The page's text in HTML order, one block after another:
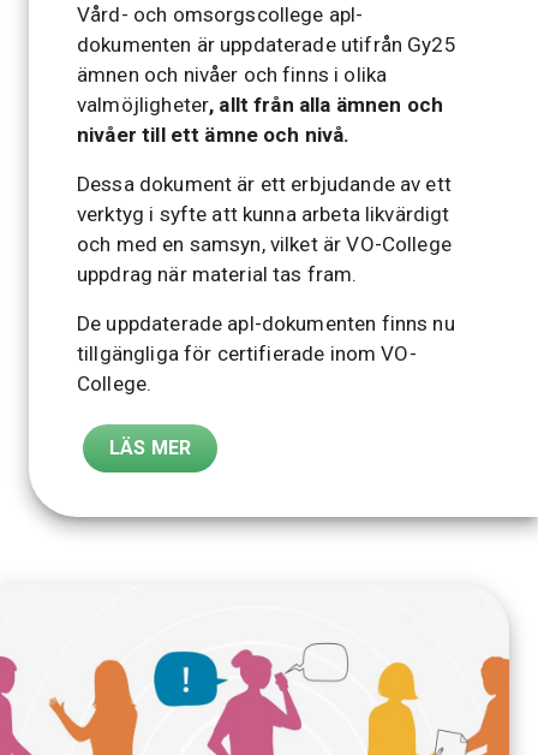
Vård- och omsorgscollege apl-
dokumenten är uppdaterade utifrån Gy25
ämnen och nivåer och finns i olika
valmöjligheter, allt från alla ämnen och
nivåer till ett ämne och nivå.
Dessa dokument är ett erbjudande av ett
verktyg i syfte att kunna arbeta likvärdigt
och med en samsyn, vilket är VO-College
uppdrag när material tas fram.
De uppdaterade apl-dokumenten finns nu
tillgängliga för certifierade inom VO-
College.
LÄS MER